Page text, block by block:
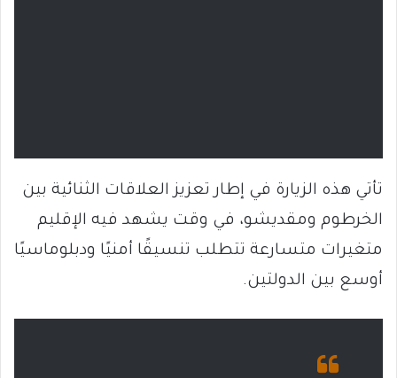
تأتي هذه الزيارة في إطار تعزيز العلاقات الثنائية بين
الخرطوم ومقديشو، في وقت يشهد فيه الإقليم
متغيرات متسارعة تتطلب تنسيقًا أمنيًا ودبلوماسيًا
أوسع بين الدولتين.